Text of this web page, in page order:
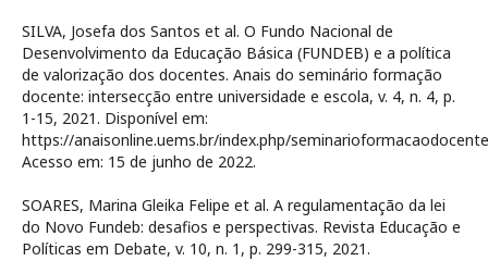
SILVA, Josefa dos Santos et al. O Fundo Nacional de
Desenvolvimento da Educação Básica (FUNDEB) e a política
de valorização dos docentes. Anais do seminário formação
docente: intersecção entre universidade e escola, v. 4, n. 4, p.
1-15, 2021. Disponível em:
https://anaisonline.uems.br/index.php/
Acesso em: 15 de junho de 2022.
SOARES, Marina Gleika Felipe et al. A regulamentação da lei
do Novo Fundeb: desafios e perspectivas. Revista Educação e
Políticas em Debate, v. 10, n. 1, p. 299-315, 2021.